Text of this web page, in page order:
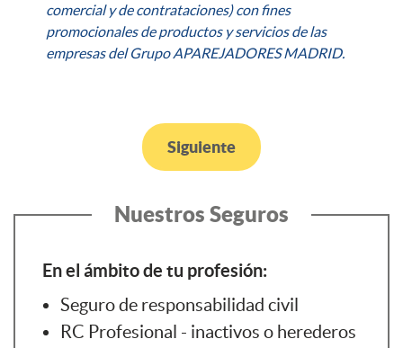
comercial y de contrataciones) con fines
promocionales de productos y servicios de las
empresas del Grupo APAREJADORES MADRID.
Siguiente
Nuestros Seguros
En el ámbito de tu profesión:
Seguro de responsabilidad civil
RC Profesional - inactivos o herederos